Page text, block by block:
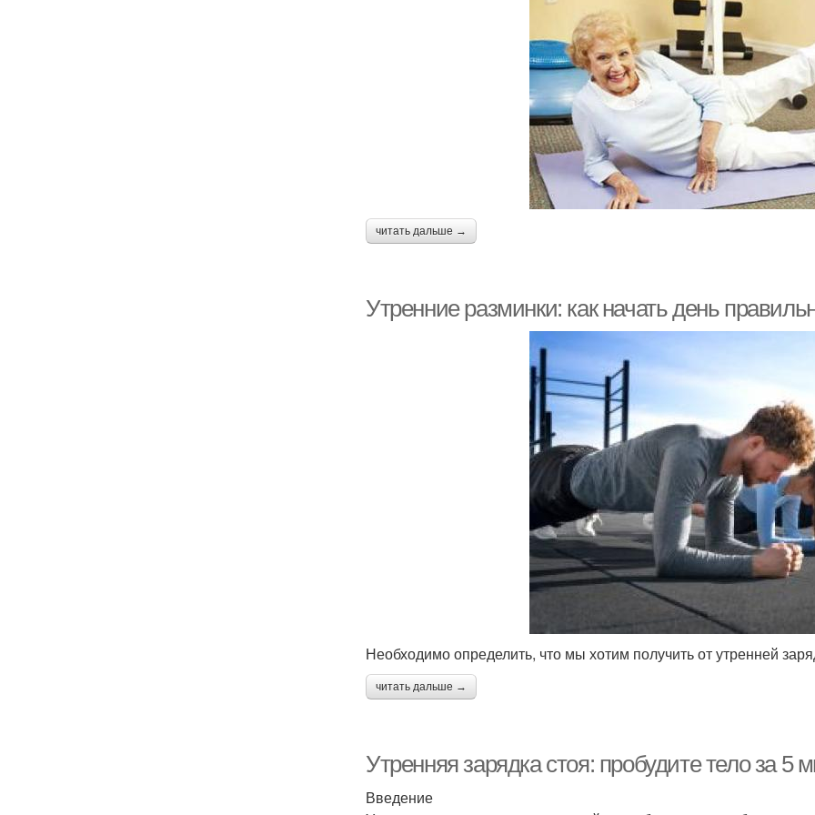
читать дальше →
Утренние разминки: как начать день
Необходимо определить, что мы хотим получить от утренней
читать дальше →
Утренняя зарядка стоя: пробудите тело за 5
Введение